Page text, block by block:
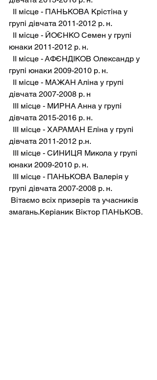
ІІ місце - ПАНЬКОВА Крістіна у
групі дівчата 2011-2012 р. н.
ІІ місце - ЙОЄНКО Семен у групі
юнаки 2011-2012 р. н.
ІІ місце - АФЄНДІКОВ Олександр у
групі юнаки 2009-2010 р. н.
ІІ місце - МАЖАН Аліна у групі
дівчата 2007-2008 р. н
ІІІ місце - МИРНА Анна у групі
дівчата 2015-2016 р. н.
ІІІ місце - ХАРАМАН Еліна у групі
дівчата 2011-2012 р.н.
ІІІ місце - СИНИЦЯ Микола у групі
юнаки 2009-2010 р. н.
ІІІ місце - ПАНЬКОВА Валерія у
групі дівчата 2007-2008 р. н.
Вітаємо всіх призерів та учасників
змагань.Керіаник Віктор ПАНЬКОВ.